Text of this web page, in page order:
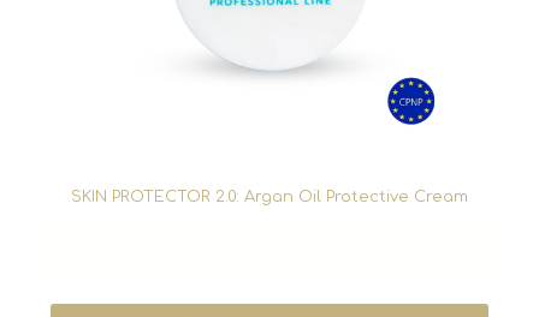
SKIN PROTECTOR 2.0: Argan Oil Protective Cream